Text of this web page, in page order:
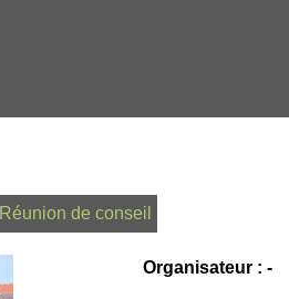
de conseil
Organisateur : -